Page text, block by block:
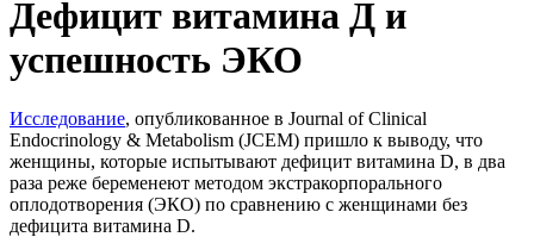
Дефицит витамина Д и
успешность ЭКО
Исследование, опубликованное в Journal of Clinical
Endocrinology & Metabolism (JCEM) пришло к выводу, что
женщины, которые испытывают дефицит витамина D, в два
раза реже беременеют методом экстракорпорального
оплодотворения (ЭКО) по сравнению с женщинами без
дефицита витамина D.